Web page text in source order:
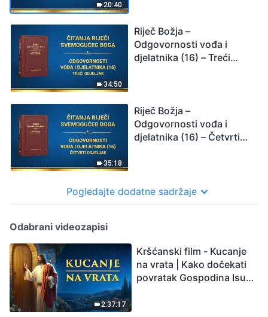
20:40
34:50
Riječ Božja –
Odgovornosti vođa i
djelatnika (16) – Treći
35:18
Riječ Božja –
Odgovornosti vođa i
djelatnika (16) – Četvrti
Pogledajte dodatne sadržaje
Odabrani videozapisi
2:37:17
Kršćanski film - Kucanje
na vrata | Kako dočekati
povratak Gospodina Isusa